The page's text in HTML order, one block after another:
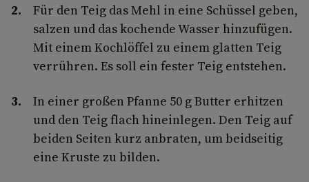
Für den Teig das Mehl in eine Schüssel geben,
salzen und das kochende Wasser hinzufügen.
Mit einem Kochlöffel zu einem glatten Teig
verrühren. Es soll ein fester Teig entstehen.
In einer großen Pfanne 50 g Butter erhitzen
und den Teig flach hineinlegen. Den Teig auf
beiden Seiten kurz anbraten, um beidseitig
eine Kruste zu bilden.